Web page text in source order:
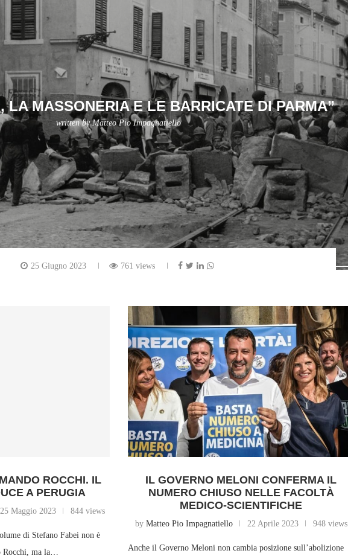
LA MASSONERIA E LE BARRICATE DI PARMA”
written byMatteo Pio Impagnatiello
25 Giugno 2023 761 views
ROCCHI. IL
A PERUGIA
25 Maggio 2023 844 views
di Stefano Fabei non è
ma la…
IL GOVERNO MELONI CONFERMA IL
NUMERO CHIUSO NELLE FACOLTÀ
MEDICO-SCIENTIFICHE
by Matteo Pio Impagnatiello 22 Aprile 2023 948 views
Anche il Governo Meloni non cambia posizione sull’abolizione